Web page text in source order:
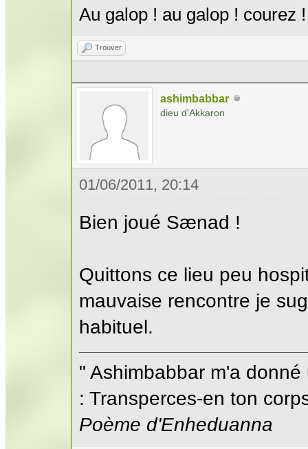
Au galop ! au galop ! courez
Trouver
ashimbabbar
dieu d'Akkaron
01/06/2011, 20:14
Bien joué Sænad !
Quittons ce lieu peu
mauvaise rencontre je
habituel.
" Ashimbabbar m'a
: Transperces-en ton
Poème d'Enheduanna